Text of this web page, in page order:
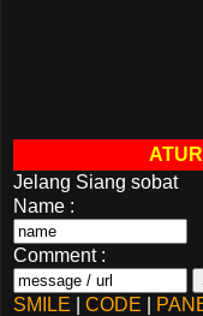
Jelang Siang sobat
Name :
Comment :
SMILE CODE